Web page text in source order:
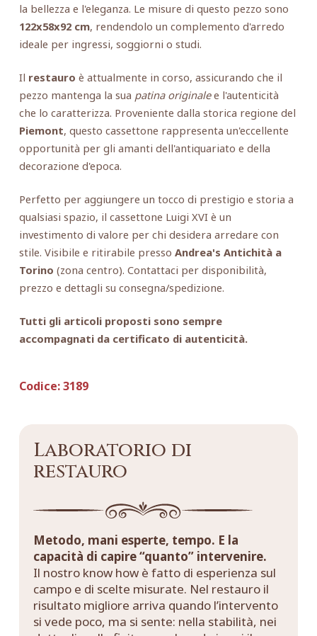
la bellezza e l'eleganza. Le misure di questo pezzo sono
122x58x92 cm, rendendolo un complemento d'arredo
ideale per ingressi, soggiorni o studi.
Il restauro è attualmente in corso, assicurando che il
pezzo mantenga la sua patina originalee l'autenticità
che lo caratterizza. Proveniente dalla storica regione del
Piemont, questo cassettone rappresenta un'eccellente
opportunità per gli amanti dell'antiquariato e della
decorazione d'epoca.
Perfetto per aggiungere un tocco di prestigio e storia a
qualsiasi spazio, il cassettone Luigi XVI è un
investimento di valore per chi desidera arredare con
stile. Visibile e ritirabile presso Andrea's Antichità a
Torino (zona centro). Contattaci per disponibilità,
prezzo e dettagli su consegna/spedizione.
Tutti gli articoli proposti sono sempre
accompagnati da certificato di autenticità.
Codice:3189
Laboratorio di
restauro
Metodo, mani esperte, tempo. E la
capacità di capire “quanto” intervenire.
Il nostro know how è fatto di esperienza sul
campo e di scelte misurate. Nel restauro il
risultato migliore arriva quando l’intervento
si vede poco, ma si sente: nella stabilità, nei